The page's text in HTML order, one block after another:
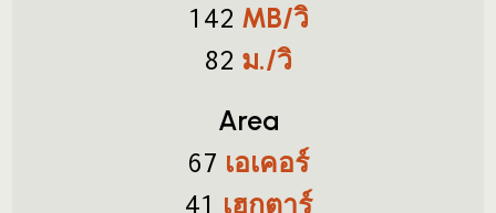
142 MB/วิ
82 ม./วิ
Area
67 เอเคอร์
41 เฮกตาร์